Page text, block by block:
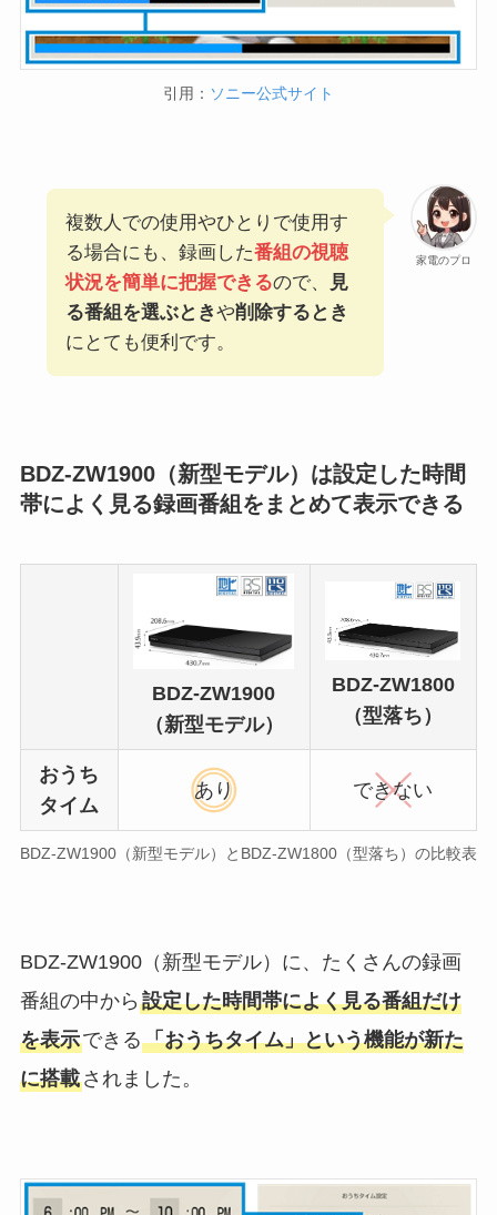
引用： ソニー公式サイト
家電のプロ
複数人での使用やひとりで使用す
る場合にも、録画した番組の視聴
状況を簡単に把握できるので、
見
る番組を選ぶときや削除するとき
にとても便利です。
BDZ-ZW1900（新型モデル）は設定した時間
帯によく見る録画番組をまとめて表示できる
BDZ-ZW1900
（新型モデル）
BDZ-ZW1800
（型落ち）
おうち
タイム
あり できない
BDZ-ZW1900（新型モデル）とBDZ-ZW1800（型落ち）の比較表
BDZ-ZW1900（新型モデル）に、たくさんの録画
番組の中から 設定した時間帯によく見る番組だけ
を表示できる「おうちタイム」という機能が新た
に搭載されました。